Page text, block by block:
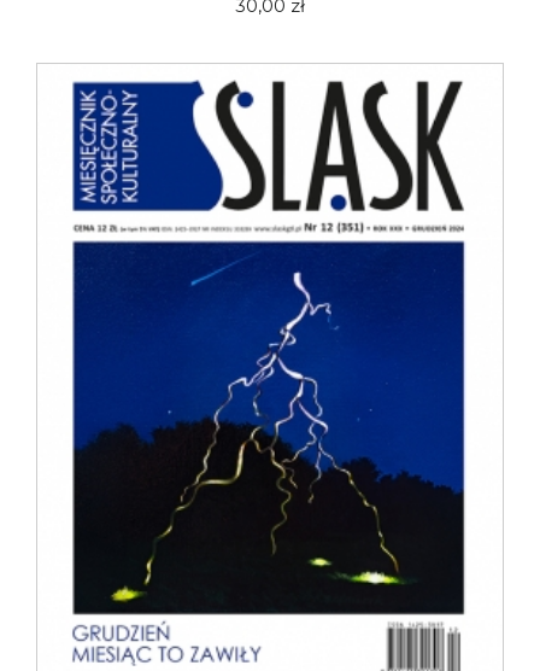
30,00 zł